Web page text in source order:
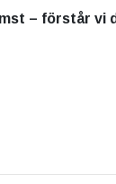
– förstår vi